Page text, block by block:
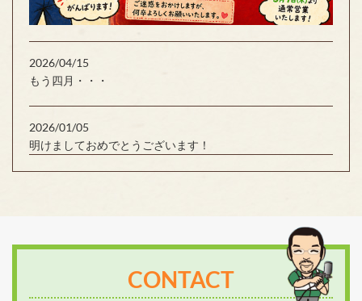
2026/04/15
もう四月・・・
2026/01/05
明けましておめでとうございます！
CONTACT